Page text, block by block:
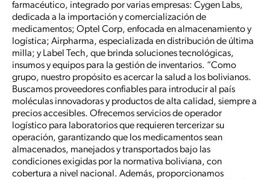
farmacéutico, integrado por varias empresas: Cygen Labs,
dedicada a la importación y comercialización de
medicamentos; Optel Corp, enfocada en almacenamiento y
logística; Airpharma, especializada en distribución de última
milla; y Label Tech, que brinda soluciones tecnológicas,
insumos y equipos para la gestión de inventarios. “Como
grupo, nuestro propósito es acercar la salud a los bolivianos.
Buscamos proveedores confiables para introducir al país
moléculas innovadoras y productos de alta calidad, siempre a
precios accesibles. Ofrecemos servicios de operador
logístico para laboratorios que requieren tercerizar su
operación, garantizando que los medicamentos sean
almacenados, manejados y transportados bajo las
condiciones exigidas por la normativa boliviana, con
cobertura a nivel nacional. Además, proporcionamos